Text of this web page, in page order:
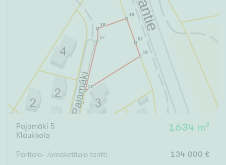
Pajamäki 5
Klaukkala
1634 m²
Paritalo- /omakotitalo tontti 134 000 €